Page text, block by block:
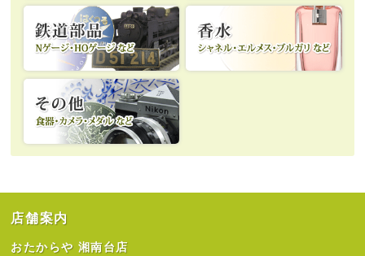
店舗案内
おたからや 湘南台店